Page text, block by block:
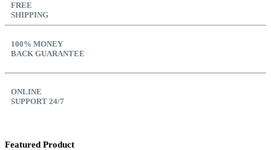
FREE
SHIPPING
100% MONEY
BACK GUARANTEE
ONLINE
SUPPORT 24/7
Featured Product